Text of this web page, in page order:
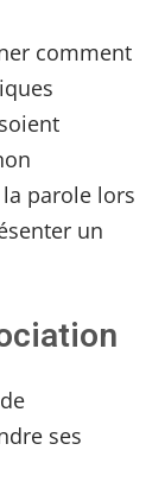
comment
parole lors
un
ses